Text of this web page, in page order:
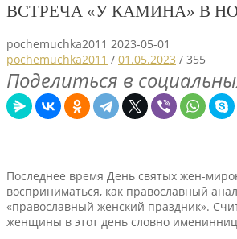
ВСТРЕЧА «У КАМИНА» В
pochemuchka2011 2023-05-01
pochemuchka2011 / 01.05.2023 / 355
Поделиться в
Последнее время День святых жен-
восприниматься, как православный
«православный женский праздник».
женщины в этот день словно